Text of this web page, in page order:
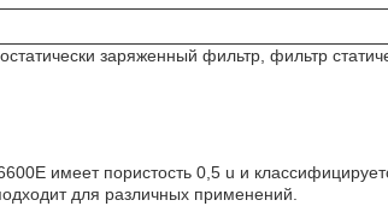
заряженный фильтр, фильтр
имеет пористость 0,5 u и
для различных применений.